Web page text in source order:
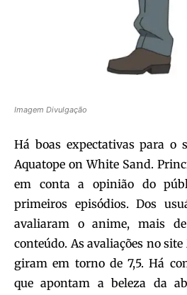
Imagem Divulgação
Há boas expectativas para o
Aquatope on White Sand.
em conta a opinião do
primeiros episódios. Dos
avaliaram o anime, mais
conteúdo. As avaliações no
giram em torno de 7,5. Há
que apontam a beleza da